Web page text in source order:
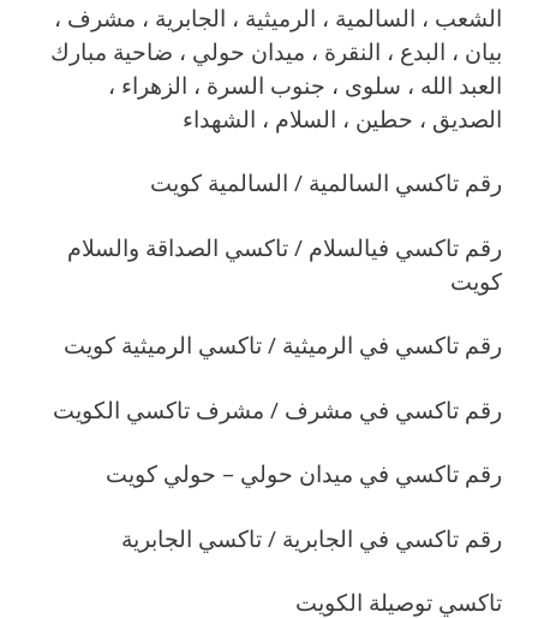
الشعب ، السالمية ، الرميثية ، الجابرية ، مشرف ،
بيان ، البدع ، النقرة ، ميدان حولي ، ضاحية مبارك
العبد الله ، سلوى ، جنوب السرة ، الزهراء ،
الصديق ، حطين ، السلام ، الشهداء
رقم تاكسي السالمية / السالمية كويت
رقم تاكسي فيالسلام / تاكسي الصداقة والسلام
كويت
رقم تاكسي في الرميثية / تاكسي الرميثية كويت
رقم تاكسي في مشرف / مشرف تاكسي الكويت
رقم تاكسي في ميدان حولي – حولي كويت
رقم تاكسي في الجابرية / تاكسي الجابرية
تاكسي توصيلة الكويت